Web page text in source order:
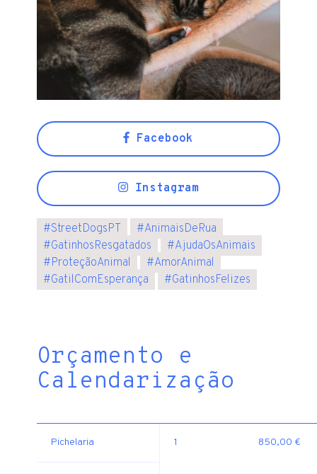
Facebook
Instagram
#StreetDogsPT #AnimaisDeRua
#GatinhosResgatados #AjudaOsAnimais
#ProteçãoAnimal #AmorAnimal
#GatilComEsperança #GatinhosFelizes
Orçamento e
Calendarização
Pichelaria 1 850,00 €